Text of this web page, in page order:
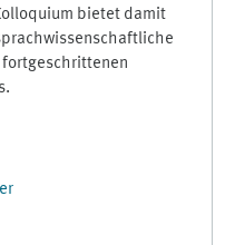
bietet damit
fortgeschrittenen